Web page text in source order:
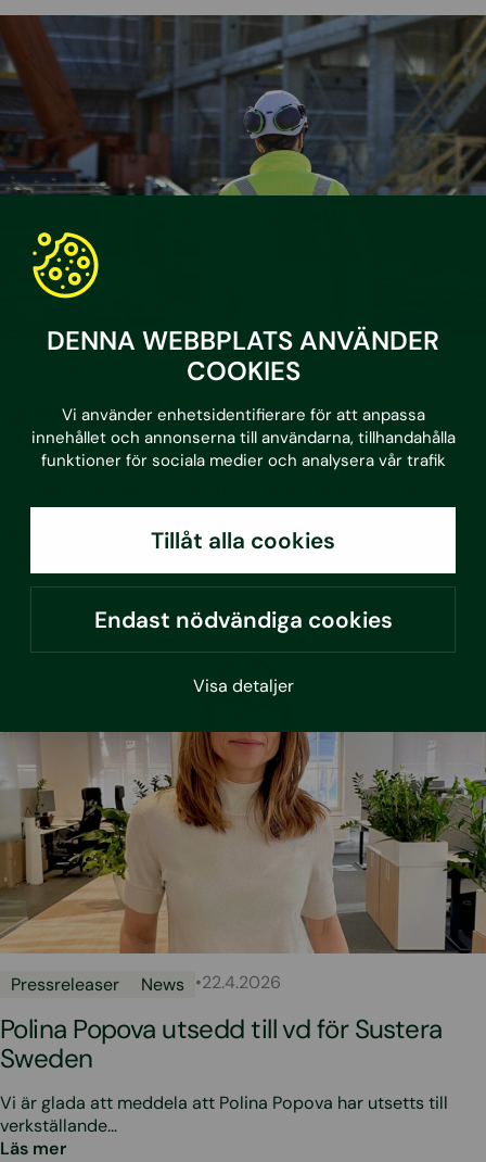
DENNA WEBBPLATS ANVÄNDER
COOKIES
Vi använder enhetsidentifierare för att anpassa
innehållet och annonserna till användarna, tillhandahålla
funktioner för sociala medier och analysera vår trafik
Tillåt alla cookies
Endast nödvändiga cookies
Visa detaljer
9.6.2026
Samarbete med Byggbranschens
utbildningscenter
Byggbranschens utbildningscenter stärker företags
kompetens inom ramen för fuktmätningar
Pressreleaser News •22.4.2026
Polina Popova utsedd till vd för Sustera
Sweden
Vi är glada att meddela att Polina Popova har utsetts till
verkställande…
Läs mer